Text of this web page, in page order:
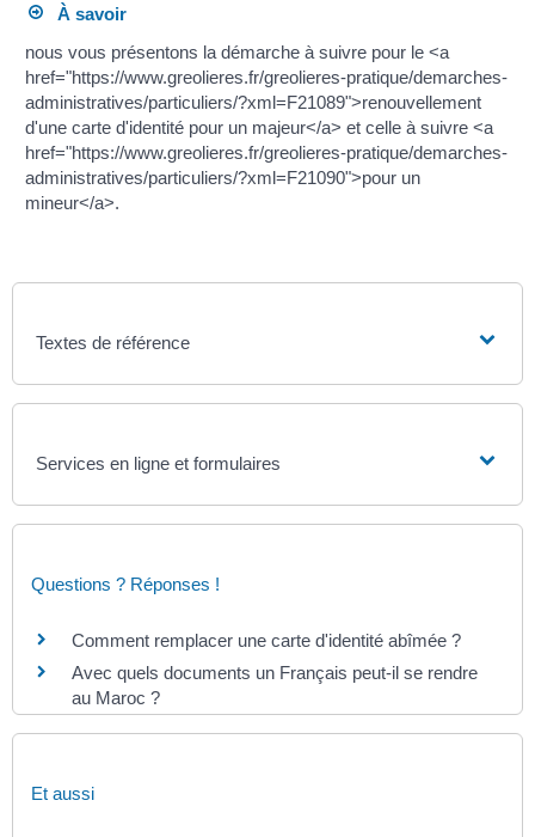
À savoir
nous vous présentons la démarche à suivre pour le <a
href="https://www.greolieres.fr/greolieres-pratique/demarches-
administratives/particuliers/?xml=F21089">renouvellement
d'une carte d'identité pour un majeur</a> et celle à suivre <a
href="https://www.greolieres.fr/greolieres-pratique/demarches-
administratives/particuliers/?xml=F21090">pour un
mineur</a>.
Textes de référence
Services en ligne et formulaires
Questions ? Réponses !
Comment remplacer une carte d'identité abîmée ?
Avec quels documents un Français peut-il se rendre
au Maroc ?
Et aussi